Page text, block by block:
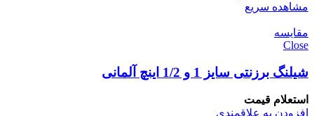
مشاهده سریع
مقایسه
Close
شیلنگ برزنتی سایز 1 و 1/2 اینچ آلمانی
استعلام قیمت
افزودن به علاقمندی